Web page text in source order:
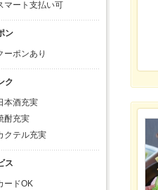
マート支払い可
ン
ーポンあり
ク
本酒充実
酎充実
クテル充実
ス
ードOK